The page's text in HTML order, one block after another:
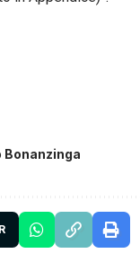
Bonanzinga